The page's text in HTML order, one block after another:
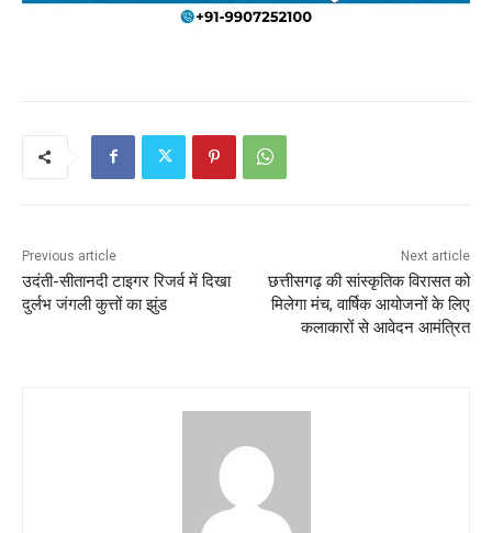
Previous article
उदंती-सीतानदी टाइगर रिजर्व में दिखा
दुर्लभ जंगली कुत्तों का झुंड
Next article
छत्तीसगढ़ की सांस्कृतिक विरासत को
मिलेगा मंच, वार्षिक आयोजनों के लिए
कलाकारों से आवेदन आमंत्रित